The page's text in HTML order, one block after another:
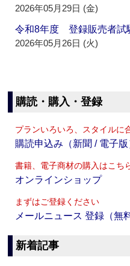
2026年05月29日 (金)
令和8年度 登録販売者
2026年05月26日 (火)
購読・購入・登録
プランいろいろ、スタイルに
購読申込み（新聞 / 電子版
書籍、電子商材の購入はこち
オンラインショップ
まずはご登録ください
メールニュース 登録（無
新着記事